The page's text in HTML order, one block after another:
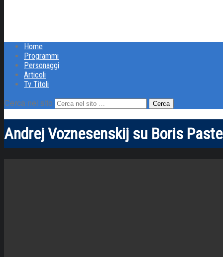
Home
Programmi
Personaggi
Articoli
Tv Titoli
Cerca nel sito
Andrej Voznesenskij su Boris